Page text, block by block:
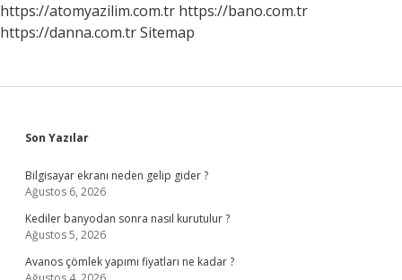
https://atomyazilim.com.tr https://bano.com.tr
https://danna.com.trSitemap
Sidebar
Son Yazılar
Bilgisayar ekranı neden gelip gider ?
Ağustos 6, 2026
Kediler banyodan sonra nasıl kurutulur ?
Ağustos 5, 2026
Avanos çömlek yapımı fiyatları ne kadar ?